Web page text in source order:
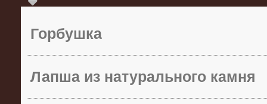
Горбушка
Лапша из натурального камня